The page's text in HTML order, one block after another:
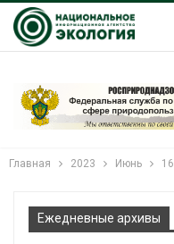
Главная 2023 Июнь 16
Ежедневные архивы